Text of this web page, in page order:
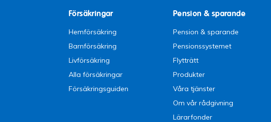
Försäkringar
Hemförsäkring
Barnförsäkring
Livförsäkring
Alla försäkringar
Försäkringsguiden
Pension & sparande
Pension & sparande
Pensionssystemet
Flytträtt
Produkter
Våra tjänster
Om vår rådgivning
Lärarfonder